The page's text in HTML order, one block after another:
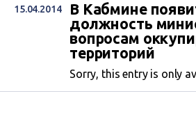
15.04.2014
В Кабмине
должность
вопросам
территорий
Sorry, this entry is only